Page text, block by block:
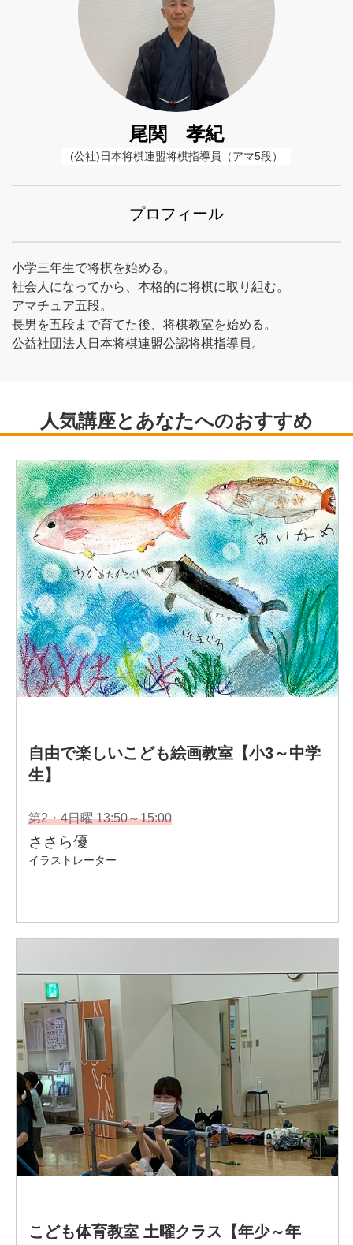
尾関 孝紀
(公社)日本将棋連盟将棋指導員（アマ5段）
プロフィール
小学三年生で将棋を始める。
社会人になってから、本格的に将棋に取り組む。
アマチュア五段。
長男を五段まで育てた後、将棋教室を始める。
公益社団法人日本将棋連盟公認将棋指導員。